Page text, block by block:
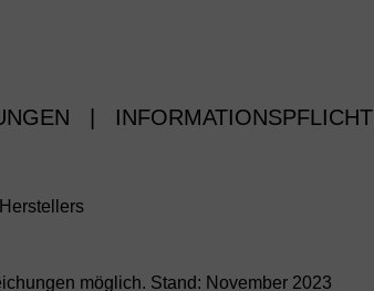
INFORMATIONSPFLICHT
möglich. Stand: November 2023